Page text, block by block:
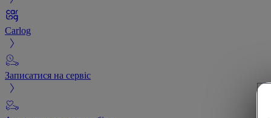
Carlog
Записатися на сервіс